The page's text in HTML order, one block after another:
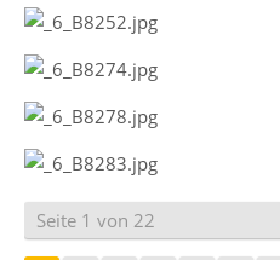
Seite 1 von 22